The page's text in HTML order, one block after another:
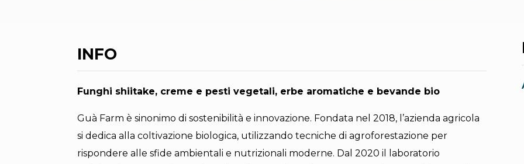
INFO
Funghi shiitake, creme e pesti vegetali, erbe aromatiche e bevande bio
Guà Farm è sinonimo di sostenibilità e innovazione. Fondata nel 2018, l’azienda agricola
si dedica alla coltivazione biologica, utilizzando tecniche di agroforestazione per
rispondere alle sfide ambientali e nutrizionali moderne. Dal 2020 il laboratorio